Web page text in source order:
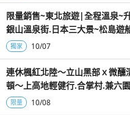
限量銷售~東北旅遊|全程溫泉~
銀山溫泉街.日本三大景~松島遊
獨家 10/07
連休楓紅北陸～立山黑部ｘ微
頓～上高地輕健行.合掌村.兼六
限量 10/08